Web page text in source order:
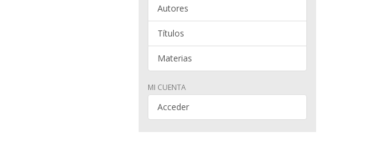
Autores
Títulos
Materias
MI CUENTA
Acceder